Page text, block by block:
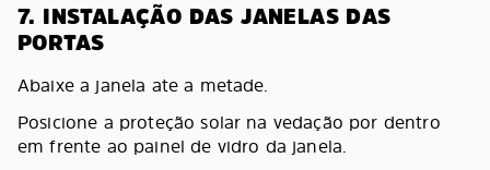
7. INSTALAÇÃO DAS JANELAS DAS
PORTAS
Abaixe a janela ate a metade.
Posicione a proteção solar na vedação por dentro
em frente ao painel de vidro da janela.